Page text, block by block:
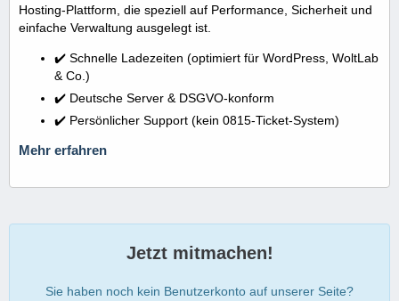
Hosting-Plattform, die speziell auf Performance, Sicherheit und
einfache Verwaltung ausgelegt ist.
✔️ Schnelle Ladezeiten (optimiert für WordPress, WoltLab
& Co.)
✔️ Deutsche Server & DSGVO-konform
✔️ Persönlicher Support (kein 0815-Ticket-System)
Mehr erfahren
Jetzt mitmachen!
Sie haben noch kein Benutzerkonto auf unserer Seite?